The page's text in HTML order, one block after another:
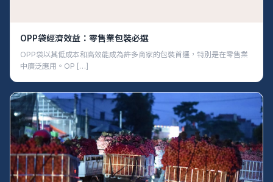
OPP袋經濟效益：零售業包裝必選
OPP袋以其低成本和高效能成為許多商家的包裝首選，特別是在零售業
中廣泛應用。OP […]